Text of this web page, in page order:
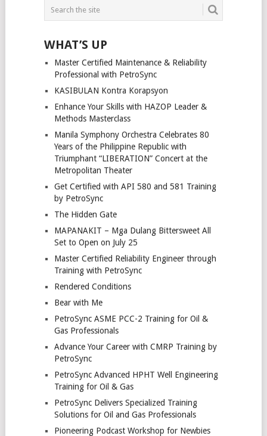
WHAT’S UP
Master Certified Maintenance & Reliability
Professional with PetroSync
KASIBULAN Kontra Korapsyon
Enhance Your Skills with HAZOP Leader &
Methods Masterclass
Manila Symphony Orchestra Celebrates 80
Years of the Philippine Republic with
Triumphant “LIBERATION” Concert at the
Metropolitan Theater
Get Certified with API 580 and 581 Training
by PetroSync
The Hidden Gate
MAPANAKIT – Mga Dulang Bittersweet All
Set to Open on July 25
Master Certified Reliability Engineer through
Training with PetroSync
Rendered Conditions
Bear with Me
PetroSync ASME PCC-2 Training for Oil &
Gas Professionals
Advance Your Career with CMRP Training by
PetroSync
PetroSync Advanced HPHT Well Engineering
Training for Oil & Gas
PetroSync Delivers Specialized Training
Solutions for Oil and Gas Professionals
Pioneering Podcast Workshop for Newbies